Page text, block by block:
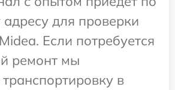
для проверки
Если потребуется
ремонт мы
в